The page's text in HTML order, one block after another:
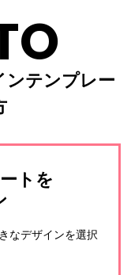
ンテンプレー
トを
なデザインを選択